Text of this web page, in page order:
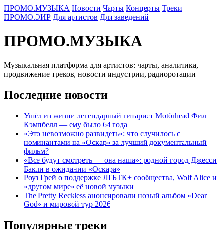
ПРОМО.МУЗЫКА Новости Чарты Концерты Треки
ПРОМО.ЭИР Для артистов Для заведений
ПРОМО.МУЗЫКА
Музыкальная платформа для артистов: чарты, аналитика,
продвижение треков, новости индустрии, радиоротации
Последние новости
Ушёл из жизни легендарный гитарист Motörhead Фил
Кэмпбелл — ему было 64 года
«Это невозможно развидеть»: что случилось с
номинантами на «Оскар» за лучший документальный
фильм?
«Все будут смотреть — она наша»: родной город Джесси
Бакли в ожидании «Оскара»
Роуз Грей о поддержке ЛГБТК+ сообщества, Wolf Alice и
«другом мире» её новой музыки
The Pretty Reckless анонсировали новый альбом «Dear
God» и мировой тур 2026
Популярные треки